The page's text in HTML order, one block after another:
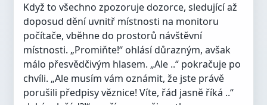
Když to všechno zpozoruje dozorce, sledující až
doposud dění uvnitř místnosti na monitoru
počítače, vběhne do prostorů návštěvní
místnosti. „Promiňte!“ ohlásí důrazným, avšak
málo přesvědčivým hlasem. „Ale ..“ pokračuje po
chvíli. „Ale musím vám oznámit, že jste právě
porušili předpisy věznice! Víte, řád jasně říká ..“